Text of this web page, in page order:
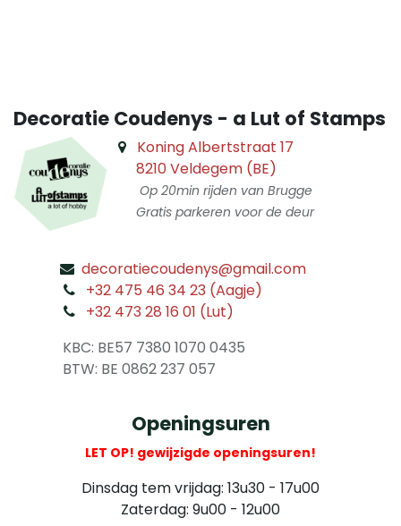
Decoratie Coudenys - a Lut of Stamps
Koning Albertstraat 17
8210 Veldegem (BE)
Op 20min rijden van Brugge
Gratis parkeren voor de deur
decoratiecoudenys@gmail.com
+32 475 46 34 23 (Aagje)
+32 473 28 16 01 (Lut)
KBC: BE57 7380 1070 0435
​ BTW: BE 0862 237 057
Openingsuren
LET OP! gewijzigde openingsuren!
Dinsdag tem vrijdag: 13u30 - 17u00
Zaterdag: 9u00 - 12u00